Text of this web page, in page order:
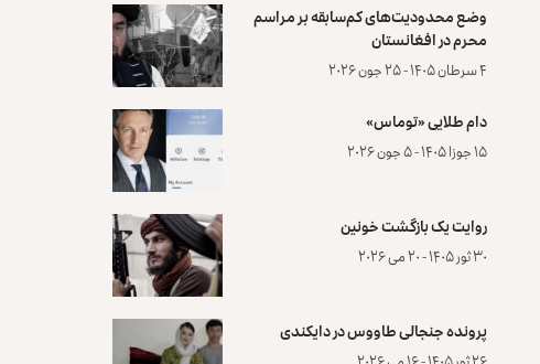
وضع محدودیت‌های کم‌سابقه بر مراسم
محرم در افغانستان
۴ سرطان ۱۴۰۵ - ۲۵ جون ۲۰۲۶
دام طلایی «توماس»
۱۵ جوزا ۱۴۰۵ - ۵ جون ۲۰۲۶
روایت یک بازگشت خونین
۳۰ ثور ۱۴۰۵ - ۲۰ می ۲۰۲۶
پرونده‌ جنجالی طاووس در دایکندی